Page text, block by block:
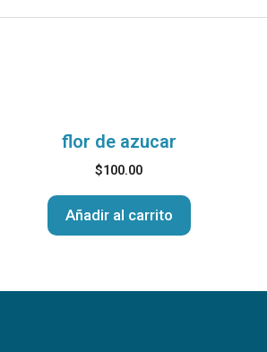
flor de azucar
$100.00
Añadir al carrito